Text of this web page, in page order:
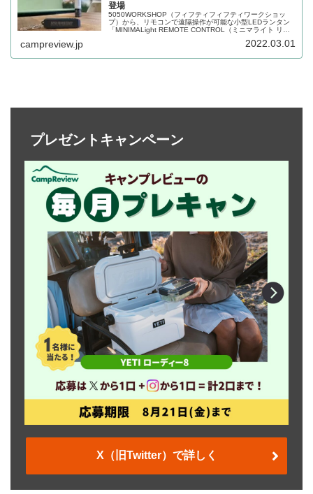
登場
5050WORKSHOP（フィフティフィフティワークショッ
プ）から、リモコンで遠隔操作が可能な小型LEDランタン
「MINIMALight REMOTE CONTROL（ミニマライト リモ
campreview.jp 2022.03.01
プレゼントキャンペーン
X（旧Twitter）で詳しく